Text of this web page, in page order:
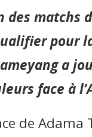
des
pour
a
face à
de